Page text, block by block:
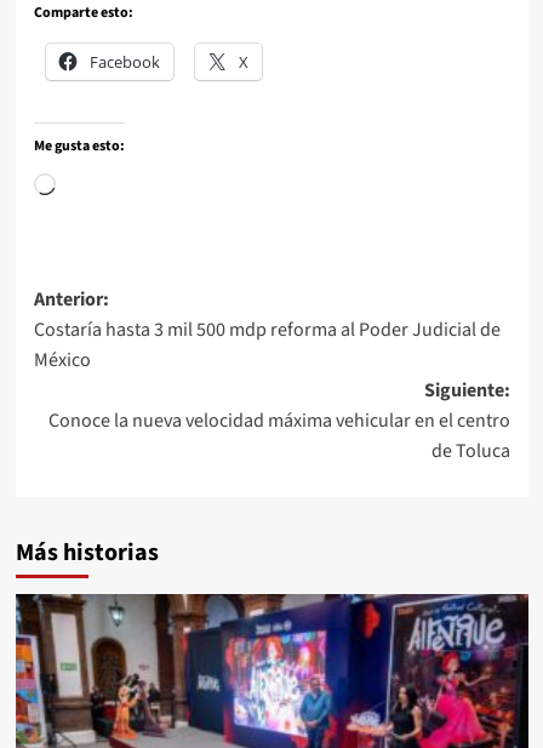
Comparte esto:
Facebook X
Me gusta esto:
Anterior:
Costaría hasta 3 mil 500 mdp reforma al Poder Judicial de
México
Siguiente:
Conoce la nueva velocidad máxima vehicular en el centro
de Toluca
Más historias